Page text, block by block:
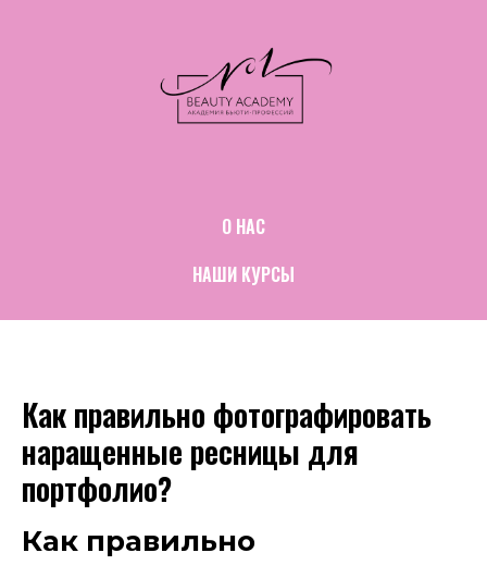
О НАС
НАШИ КУРСЫ
Как правильно фотографировать
наращенные ресницы для
портфолио?
Как правильно